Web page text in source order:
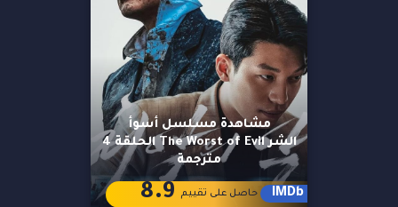
مشاهدة مسلسل أسوأ
الشر The Worst of Evil الحلقة 4
مترجمة
IMDb حاصل على تقييم 8.9